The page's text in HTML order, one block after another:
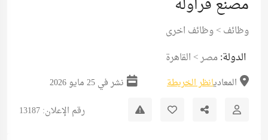
وظائف>وظائف اخرى
الدولة: مصر> القاهرة
المعاديانظر الخريطة
نشر في 25 مايو 2026
رقم الإعلان: 13187